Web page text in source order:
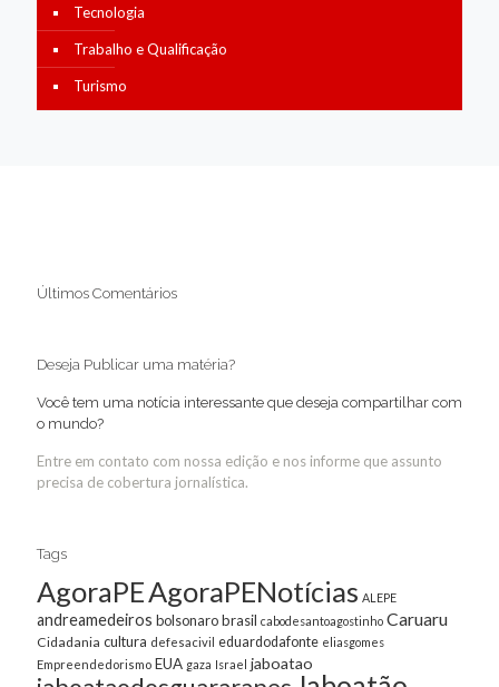
Tecnologia
Trabalho e Qualificação
Turismo
Últimos Comentários
Deseja Publicar uma matéria?
Você tem uma notícia interessante que deseja compartilhar com
o mundo?
Entre em contato com nossa edição e nos informe que assunto
precisa de cobertura jornalística.
Tags
AgoraPEAgoraPENotícias ALEPE
andreamedeiros bolsonarobrasil cabodesantoagostinho Caruaru
Cidadania cultura defesacivil eduardodafonte eliasgomes
Empreendedorismo EUA gaza Israel jaboatao